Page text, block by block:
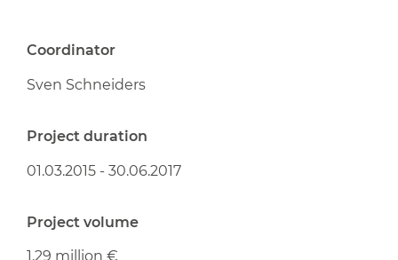
Coordinator
Sven Schneiders
Project duration
01.03.2015 - 30.06.2017
Project volume
1,29 million €